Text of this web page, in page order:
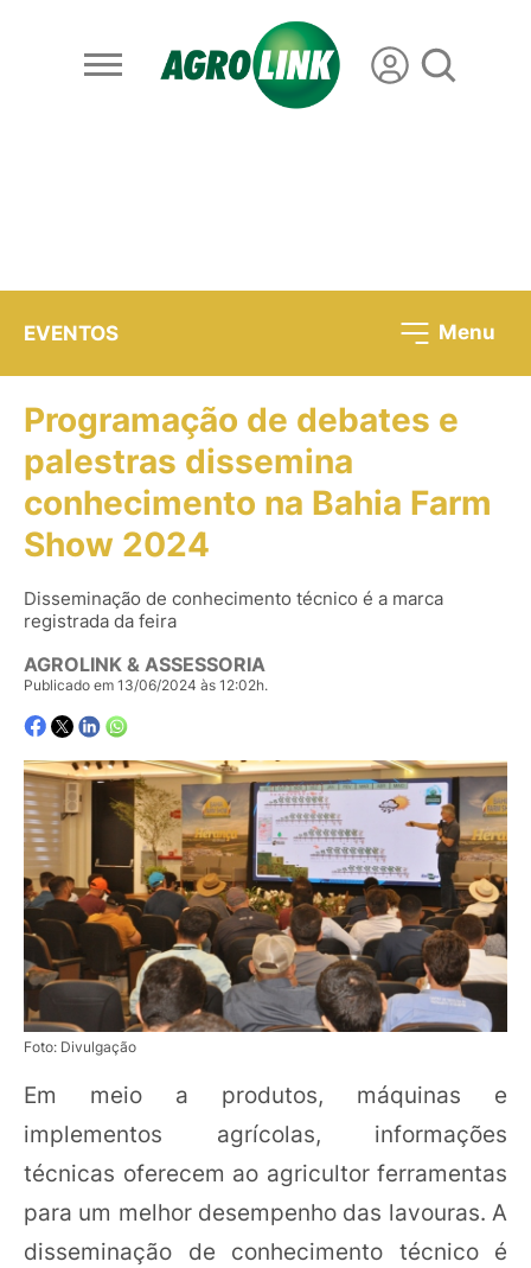
EVENTOS Menu
Programação de debates e
palestras dissemina
conhecimento na Bahia Farm
Show 2024
Disseminação de conhecimento técnico é a marca
registrada da feira
AGROLINK & ASSESSORIA
Publicado em 13/06/2024 às 12:02h.
Foto: Divulgação
Em meio a produtos, máquinas e
implementos agrícolas, informações
técnicas oferecem ao agricultor ferramentas
para um melhor desempenho das lavouras. A
disseminação de conhecimento técnico é